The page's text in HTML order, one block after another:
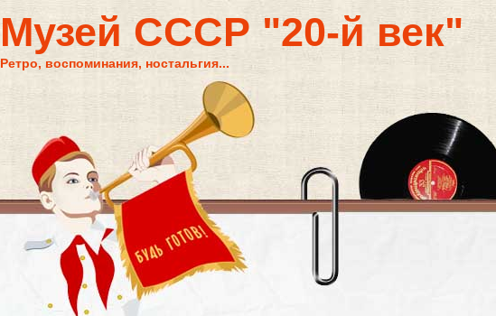
Музей СССР "20-й век"
Ретро, воспоминания, ностальгия...